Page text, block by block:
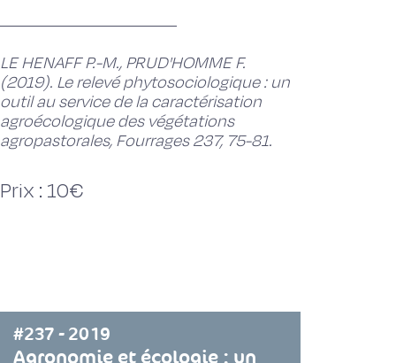
LE HENAFF P.-M., PRUD'HOMME F.
(2019). Le relevé phytosociologique : un
outil au service de la caractérisation
agroécologique des végétations
agropastorales, Fourrages 237, 75-81.
Prix : 10€
#237 - 2019
Agronomie et écologie : un